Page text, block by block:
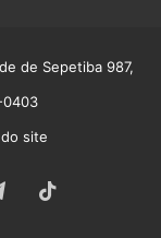
de Sepetiba 987,
site
Telegram